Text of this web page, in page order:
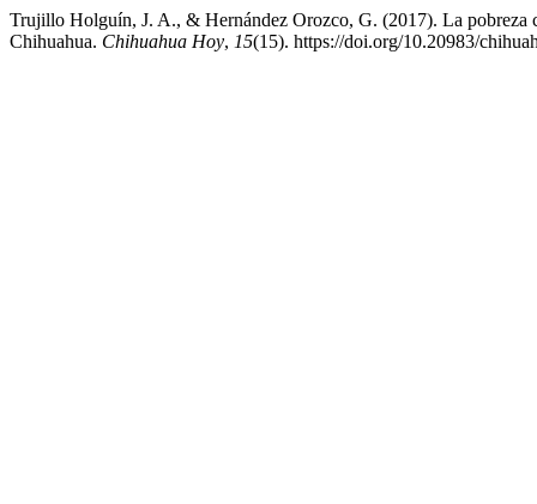
Trujillo Holguín, J. A., & Hernández Orozco, G. (2017). La pobreza
Chihuahua. Chihuahua Hoy, 15(15). https://doi.org/10.20983/